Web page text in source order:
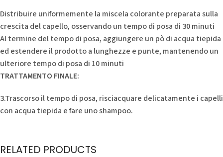
Distribuire uniformemente la miscela colorante preparata sulla
crescita del capello, osservando un tempo di posa di 30 minuti
Al termine del tempo di posa, aggiungere un pò di acqua tiepida
ed estendere il prodotto a lunghezze e punte, mantenendo un
ulteriore tempo di posa di 10 minuti
TRATTAMENTO FINALE:
3.Trascorso il tempo di posa, risciacquare delicatamente i capelli
con acqua tiepida e fare uno shampoo.
RELATED PRODUCTS